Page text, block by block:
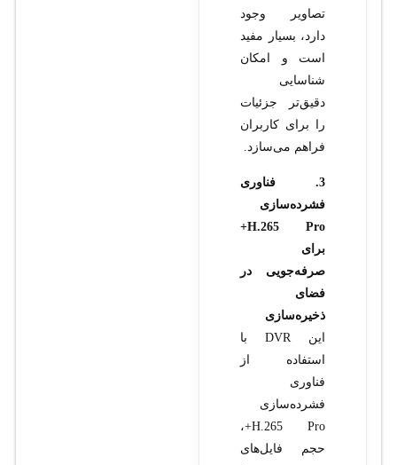
تصاویر وجود
دارد، بسیار مفید
است و امکان
شناسایی
دقیق‌تر جزئیات
را برای کاربران
فراهم می‌سازد.
3. فناوری
فشرده‌سازی
H.265 Pro+
برای
صرفه‌جویی در
فضای
ذخیره‌سازی
این DVR با
استفاده از
فناوری
فشرده‌سازی
H.265 Pro+،
حجم فایل‌های